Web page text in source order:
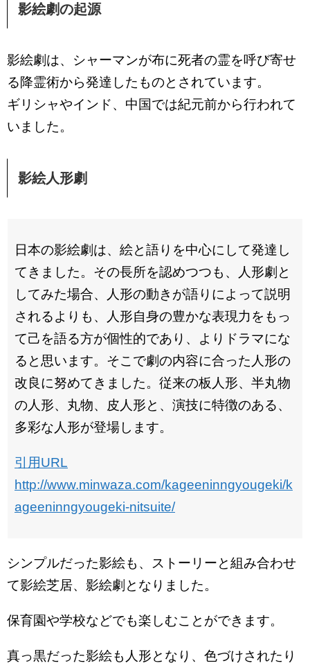
影絵劇の起源
影絵劇は、シャーマンが布に死者の霊を呼び寄せ
る降霊術から発達したものとされています。
ギリシャやインド、中国では紀元前から行われて
いました。
影絵人形劇
日本の影絵劇は、絵と語りを中心にして発達し
てきました。その長所を認めつつも、人形劇と
してみた場合、人形の動きが語りによって説明
されるよりも、人形自身の豊かな表現力をもっ
て己を語る方が個性的であり、よりドラマにな
ると思います。そこで劇の内容に合った人形の
改良に努めてきました。従来の板人形、半丸物
の人形、丸物、皮人形と、演技に特徴のある、
多彩な人形が登場します。
引用URL
http://www.minwaza.com/kageeninngyougeki/k
ageeninngyougeki-nitsuite/
シンプルだった影絵も、ストーリーと組み合わせ
て影絵芝居、影絵劇となりました。
保育園や学校などでも楽しむことができます。
真っ黒だった影絵も人形となり、色づけされたり